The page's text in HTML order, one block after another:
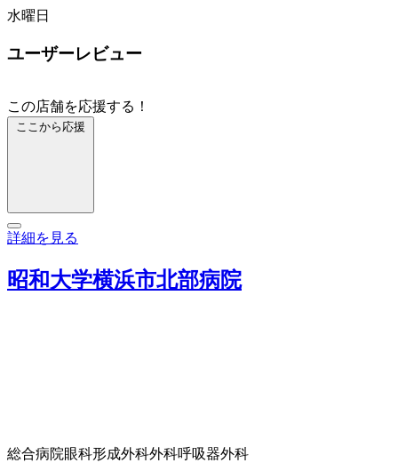
水曜日
ユーザーレビュー
この店舗を応援する！
ここから応援
詳細を見る
昭和大学横浜市北部病院
総合病院眼科形成外科外科呼吸器外科